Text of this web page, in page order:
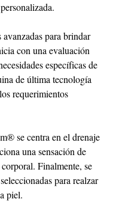
para brindar
con una evaluación
específicas de
de última tecnología
requerimientos
se centra en el drenaje
una sensación de
Finalmente, se
para realzar
piel.